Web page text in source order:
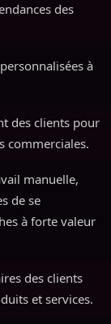
des
à
des clients pour
commerciales.
manuelle,
de se
à forte valeur
des clients
et services.